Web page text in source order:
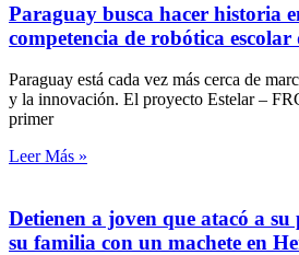
Paraguay busca hacer historia
competencia de robótica
Paraguay está cada vez más cerca de
y la innovación. El proyecto Estelar –
primer
Leer Más »
Detienen a joven que atacó a su
su familia con un machete en